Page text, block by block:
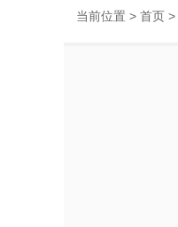
当前位置 > 首页 >